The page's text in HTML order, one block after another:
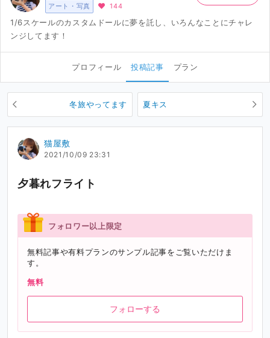
アート・写真 144
1/6スケールのカスタムドールに夢を託し、いろんなことにチャレ
ンジしてます！
プロフィール 投稿記事 プラン
冬旅やってます 夏キス
猫屋敷
2021/10/09 23:31
夕暮れフライト
フォロワー以上限定
無料記事や有料プランのサンプル記事をご覧いただけま
す。
無料
フォローする